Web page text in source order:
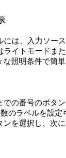
には、入力ソー
ライトモードま
な照明条件で簡
での番号のボタ
のラベルを設
ンを選択し、次